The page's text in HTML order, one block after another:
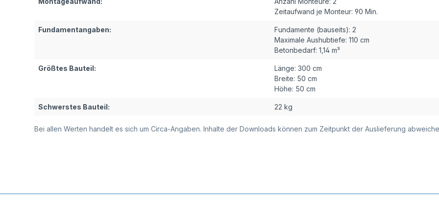
Zeitaufwand je Monteur: 90 Min.
Fundamentangaben: Fundamente (bauseits): 2
Maximale Aushubtiefe: 110 cm
Betonbedarf: 1,14 m³
Größtes Bauteil: Länge: 300 cm
Breite: 50 cm
Höhe: 50 cm
Schwerstes Bauteil: 22 kg
Bei allen Werten handelt es sich um Circa-Angaben. Inhalte der Downloads können zum Zeitpunkt der Auslieferung